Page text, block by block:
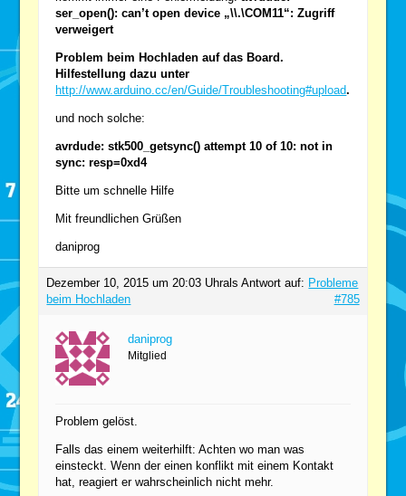
ser_open(): can’t open device „\\.\COM11“: Zugriff
verweigert
Problem beim Hochladen auf das Board.
Hilfestellung dazu unter
http://www.arduino.cc/en/Guide/Troubleshooting#upload.
und noch solche:
avrdude: stk500_getsync() attempt 10 of 10: not in
sync: resp=0xd4
Bitte um schnelle Hilfe
Mit freundlichen Grüßen
daniprog
Dezember 10, 2015 um 20:03 Uhrals Antwort auf: Probleme
beim Hochladen
#785
daniprog
Mitglied
Problem gelöst.
Falls das einem weiterhilft: Achten wo man was
einsteckt. Wenn der einen konflikt mit einem Kontakt
hat, reagiert er wahrscheinlich nicht mehr.